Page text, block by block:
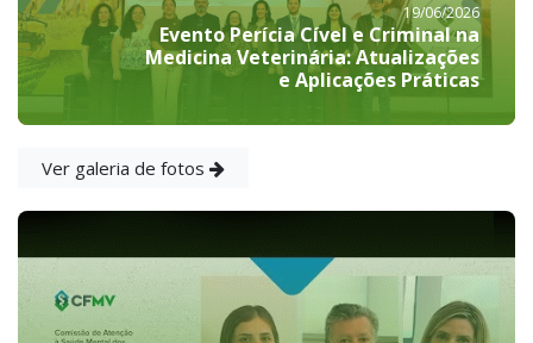
19/06/2026
Evento Perícia Cível e Criminal na
Medicina Veterinária: Atualizações
e Aplicações Práticas
Ver galeria de fotos